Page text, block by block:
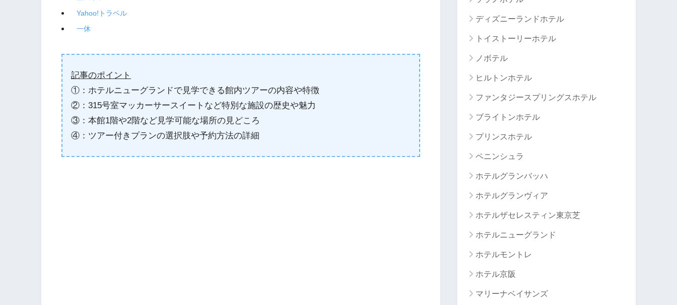
Yahoo!トラベル
一休
記事のポイント
①：ホテルニューグランドで見学できる館内ツアーの内容や特徴
②：315号室マッカーサースイートなど特別な施設の歴史や魅力
③：本館1階や2階など見学可能な場所の見どころ
④：ツアー付きプランの選択肢や予約方法の詳細
ディズニーランドホテル
トイストーリーホテル
ノボテル
ヒルトンホテル
ファンタジースプリングスホテル
ブライトンホテル
プリンスホテル
ペニンシュラ
ホテルグランバッハ
ホテルグランヴィア
ホテルザセレスティン東京芝
ホテルニューグランド
ホテルモントレ
ホテル京阪
マリーナベイサンズ